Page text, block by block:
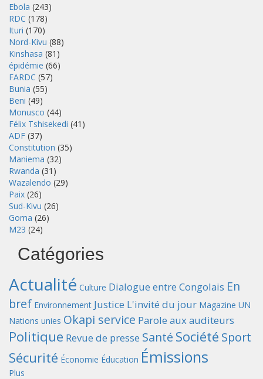
Ebola (243)
RDC (178)
Ituri (170)
Nord-Kivu (88)
Kinshasa (81)
épidémie (66)
FARDC (57)
Bunia (55)
Beni (49)
Monusco (44)
Félix Tshisekedi (41)
ADF (37)
Constitution (35)
Maniema (32)
Rwanda (31)
Wazalendo (29)
Paix (26)
Sud-Kivu (26)
Goma (26)
M23 (24)
Catégories
Actualité Culture Dialogue entre Congolais En
bref Environnement Justice L'invité du jour Magazine UN
Nations unies Okapi service Parole aux auditeurs
Politique Revue de presse Santé Société Sport
Sécurité Économie Éducation Émissions
Plus